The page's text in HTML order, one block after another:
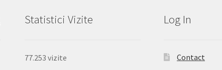
Statistici Vizite
77.253 vizite
Log In
Contact